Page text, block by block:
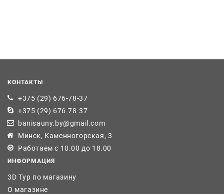
КОНТАКТЫ
+375 (29) 676-78-37
+375 (29) 676-78-37
banisauny.by@gmail.com
Минск, Каменногорская, 3
Работаем с 10.00 до 18.00
ИНФОРМАЦИЯ
3D Тур по магазину
О магазине